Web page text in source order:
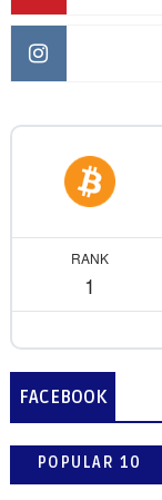
RANK
1
FACEBOOK
POPULAR 10